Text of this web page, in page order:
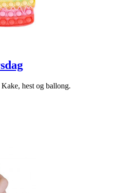
hest og ballong.